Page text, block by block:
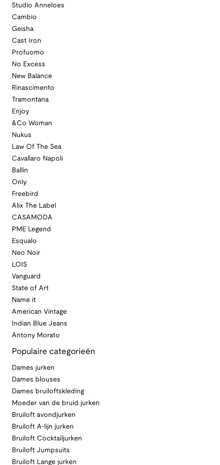
Studio Anneloes
Cambio
Geisha
Cast Iron
Profuomo
No Excess
New Balance
Rinascimento
Tramontana
Enjoy
&Co Woman
Nukus
Law Of The Sea
Cavallaro Napoli
Ballin
Only
Freebird
Alix The Label
CASAMODA
PME Legend
Esqualo
Neo Noir
LOIS
Vanguard
State of Art
Name it
American Vintage
Indian Blue Jeans
Antony Morato
Populaire categorieën
Dames jurken
Dames blouses
Dames bruiloftskleding
Moeder van de bruid jurken
Bruiloft avondjurken
Bruiloft A-lijn jurken
Bruiloft Cocktailjurken
Bruiloft Jumpsuits
Bruiloft Lange jurken